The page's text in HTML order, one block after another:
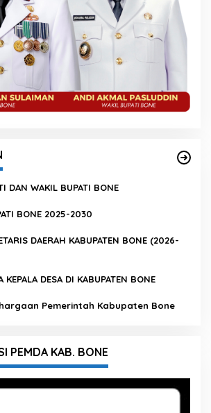
DAN WAKIL BUPATI BONE
BONE 2025-2030
DAERAH KABUPATEN BONE (2026-
KEPALA DESA DI KABUPATEN BONE
Pemerintah Kabupaten Bone
PEMDA KAB. BONE